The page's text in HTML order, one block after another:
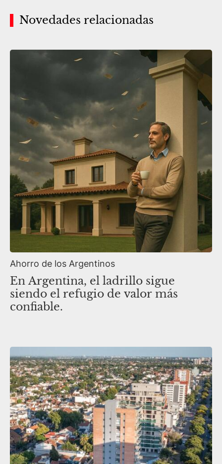
Novedades relacionadas
Ahorro de los Argentinos
En Argentina, el ladrillo sigue
siendo el refugio de valor más
confiable.